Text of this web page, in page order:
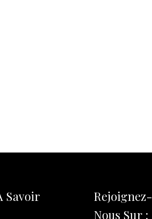
Savoir
Rejoignez-
Nous Sur :